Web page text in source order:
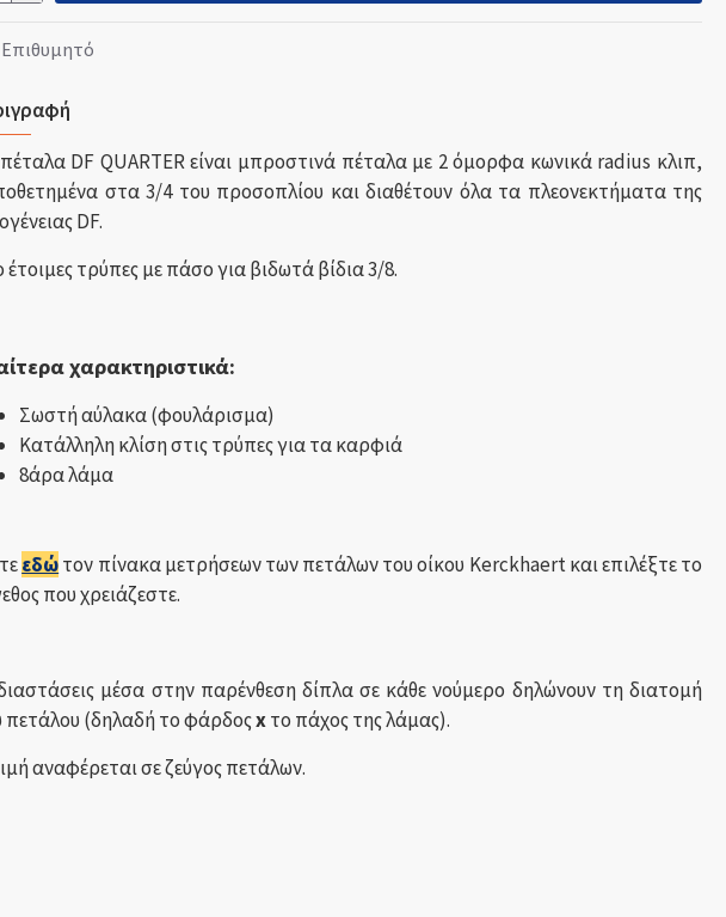
Επιθυμητό
DF QUARTER είναι μπροστινά πέταλα με 2 όμορφα κωνικά radius κλιπ,
στα 3/4 του προσοπλίου και διαθέτουν όλα τα πλεονεκτήματα της
DF.
έτοιμες τρύπες με πάσο για βιδωτά βίδια 3/8.
χαρακτηριστικά:
Σωστή αύλακα (φουλάρισμα)
Κατάλληλη κλίση στις τρύπες για τα καρφιά
8άρα λάμα
εδώτον πίνακα μετρήσεων των πετάλων του οίκου Kerckhaert και επιλέξτε το
που χρειάζεστε.
μέσα στην παρένθεση δίπλα σε κάθε νούμερο δηλώνουν τη διατομή
πετάλου (δηλαδή το φάρδοςxτο πάχος της λάμας).
αναφέρεται σε ζεύγος πετάλων.